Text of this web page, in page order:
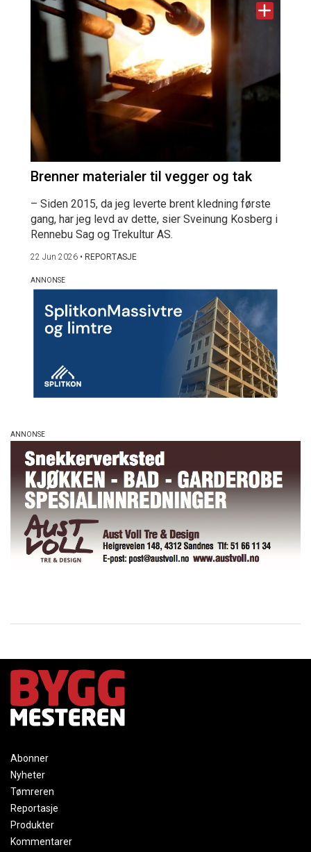
Brenner materialer til vegger og tak
– Siden 2015, da jeg leverte brent kledning første
gang, har jeg levd av dette, sier Sveinung Kosberg i
Rennebu Sag og Trekultur AS.
22 Jun 2026 • REPORTASJE
Abonner
Nyheter
Tømreren
Reportasje
Produkter
Kommentarer